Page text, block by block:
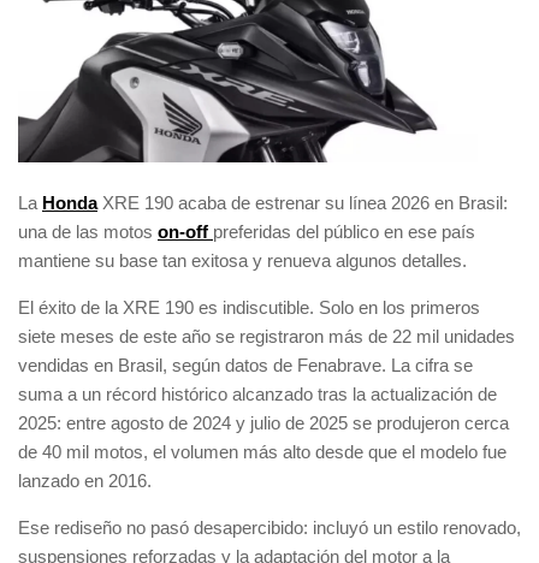
La HondaXRE 190 acaba de estrenar su línea 2026 en Brasil:
una de las motos on-off preferidas del público en ese país
mantiene su base tan exitosa y renueva algunos detalles.
El éxito de la XRE 190 es indiscutible. Solo en los primeros
siete meses de este año se registraron más de 22 mil unidades
vendidas en Brasil, según datos de Fenabrave. La cifra se
suma a un récord histórico alcanzado tras la actualización de
2025: entre agosto de 2024 y julio de 2025 se produjeron cerca
de 40 mil motos, el volumen más alto desde que el modelo fue
lanzado en 2016.
Ese rediseño no pasó desapercibido: incluyó un estilo renovado,
suspensiones reforzadas y la adaptación del motor a la